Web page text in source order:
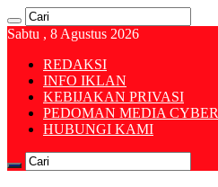
Sabtu , 8 Agustus 2026
REDAKSI
INFO IKLAN
KEBIJAKAN PRIVASI
PEDOMAN MEDIA CYBER
HUBUNGI KAMI